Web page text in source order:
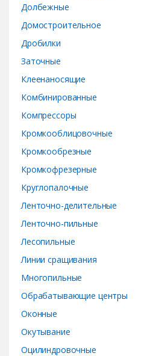
Долбежные
Домостроительное
Дробилки
Заточные
Клеенаносящие
Комбинированные
Компрессоры
Кромкооблицовочные
Кромкообрезные
Кромкофрезерные
Круглопалочные
Ленточно-делительные
Ленточно-пильные
Лесопильные
Линии сращивания
Многопильные
Обрабатывающие центры
Оконные
Окутывание
Оцилиндровочные